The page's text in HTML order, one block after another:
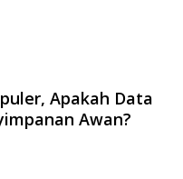
Apakah Data
Awan?